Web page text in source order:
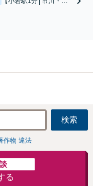
の和解、子の認知
しい地域の皆さまも、
休日対応可】
検索
作物 違法
る